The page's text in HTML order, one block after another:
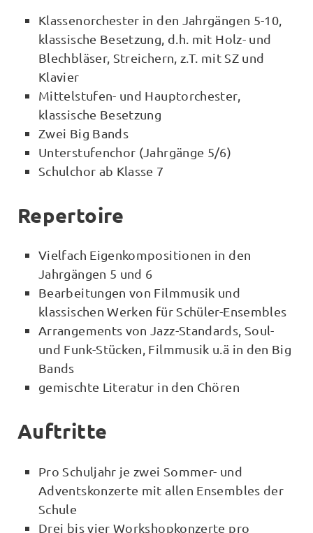
Klassenorchester in den Jahrgängen 5-10,
klassische Besetzung, d.h. mit Holz- und
Blechbläser, Streichern, z.T. mit SZ und
Klavier
Mittelstufen- und Hauptorchester,
klassische Besetzung
Zwei Big Bands
Unterstufenchor (Jahrgänge 5/6)
Schulchor ab Klasse 7
Repertoire
Vielfach Eigenkompositionen in den
Jahrgängen 5 und 6
Bearbeitungen von Filmmusik und
klassischen Werken für Schüler-Ensembles
Arrangements von Jazz-Standards, Soul-
und Funk-Stücken, Filmmusik u.ä in den Big
Bands
gemischte Literatur in den Chören
Auftritte
Pro Schuljahr je zwei Sommer- und
Adventskonzerte mit allen Ensembles der
Schule
Drei bis vier Workshopkonzerte pro